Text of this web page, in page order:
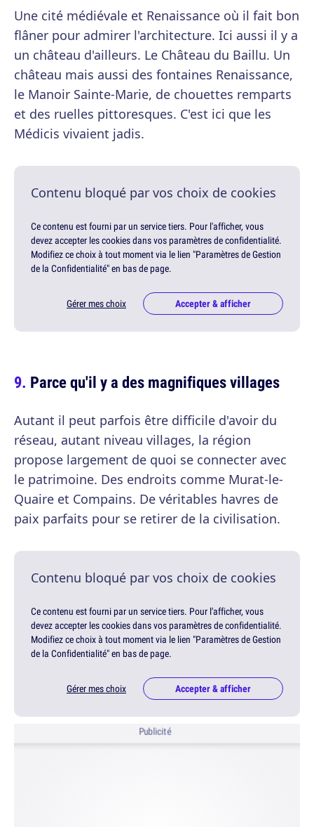
Une cité médiévale et Renaissance où il fait bon
flâner pour admirer l'architecture. Ici aussi il y a
un château d'ailleurs. Le Château du Baillu. Un
château mais aussi des fontaines Renaissance,
le Manoir Sainte-Marie, de chouettes remparts
et des ruelles pittoresques. C'est ici que les
Médicis vivaient jadis.
Contenu bloqué par vos choix de cookies
Ce contenu est fourni par un service tiers. Pour l'afficher, vous
devez accepter les cookies dans vos paramètres de confidentialité.
Modifiez ce choix à tout moment via le lien "Paramètres de Gestion
de la Confidentialité" en bas de page.
Gérer mes choix Accepter & afficher
Parce qu'il y a des magnifiques villages
Autant il peut parfois être difficile d'avoir du
réseau, autant niveau villages, la région
propose largement de quoi se connecter avec
le patrimoine. Des endroits comme Murat-le-
Quaire et Compains. De véritables havres de
paix parfaits pour se retirer de la civilisation.
Contenu bloqué par vos choix de cookies
Ce contenu est fourni par un service tiers. Pour l'afficher, vous
devez accepter les cookies dans vos paramètres de confidentialité.
Modifiez ce choix à tout moment via le lien "Paramètres de Gestion
de la Confidentialité" en bas de page.
Gérer mes choix Accepter & afficher
Publicité